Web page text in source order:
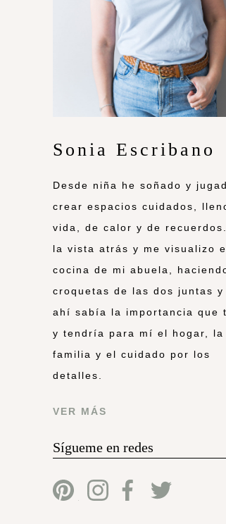
Sonia Escribano
Desde niña he soñado y
crear espacios cuidados,
vida, de calor y de
la vista atrás y me visualizo
cocina de mi abuela,
croquetas de las dos juntas y
ahí sabía la importancia que
y tendría para mí el hogar, la
familia y el cuidado por los
detalles.
VER MÁS
Sígueme en redes